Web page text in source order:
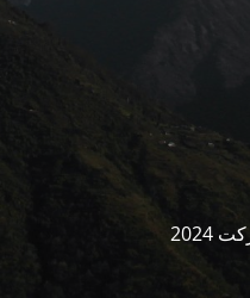
2024